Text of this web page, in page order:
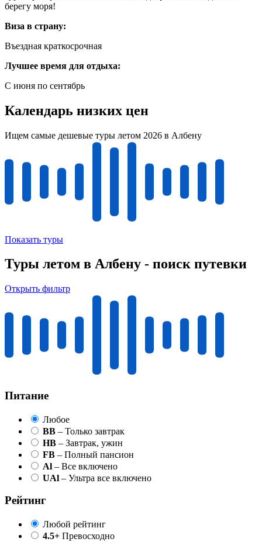
берегу моря!
Виза в страну:
Въездная краткосрочная
Лучшее время для отдыха:
С июня по сентябрь
Календарь низких цен
Ищем самые дешевые туры летом 2026 в Албену
Показать туры
Туры летом в Албену - поиск путевки
Открыть фильтр
Питание
Любое
BB – Только завтрак
HB – Завтрак, ужин
FB – Полный пансион
Al – Все включено
UAl – Ультра все включено
Рейтинг
Любой рейтинг
4.5+ Превосходно